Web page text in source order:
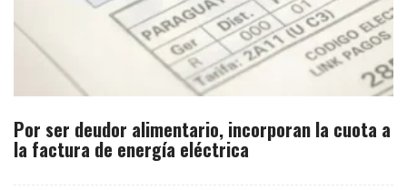
Por ser deudor alimentario, incorporan la cuota a
la factura de energía eléctrica